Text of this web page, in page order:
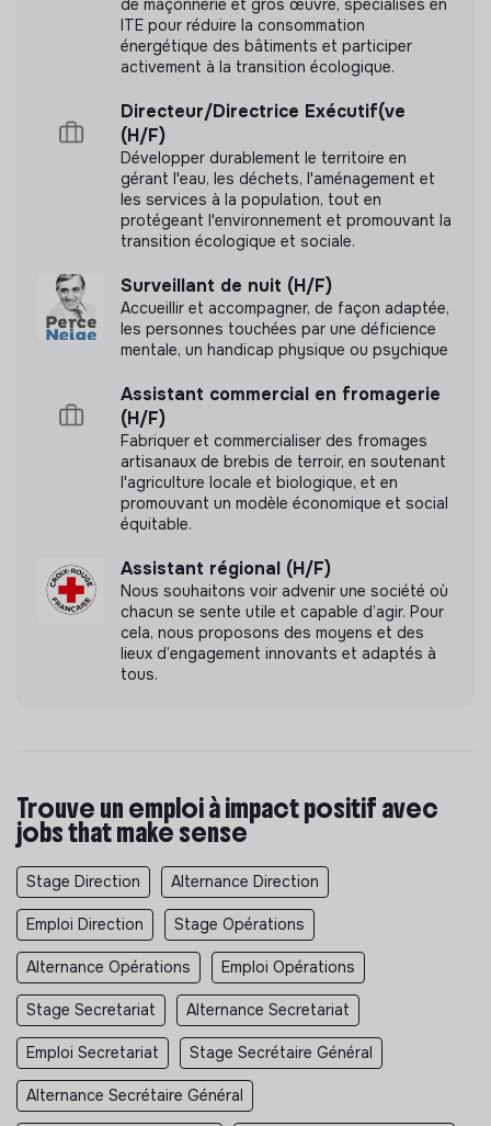
Documents
de maçonnerie et gros œuvre, spécialisés en
ITE pour réduire la consommation
énergétique des bâtiments et participer
activement à la transition écologique.
Directeur/Directrice Exécutif(ve
(H/F)
Développer durablement le territoire en
gérant l'eau, les déchets, l'aménagement et
les services à la population, tout en
protégeant l'environnement et promouvant la
transition écologique et sociale.
Surveillant de nuit (H/F)
Accueillir et accompagner, de façon adaptée,
les personnes touchées par une déficience
mentale, un handicap physique ou psychique
Assistant commercial en fromagerie
(H/F)
Fabriquer et commercialiser des fromages
artisanaux de brebis de terroir, en soutenant
l'agriculture locale et biologique, et en
promouvant un modèle économique et social
équitable.
Assistant régional (H/F)
Nous souhaitons voir advenir une société où
chacun se sente utile et capable d’agir. Pour
cela, nous proposons des moyens et des
lieux d’engagement innovants et adaptés à
tous.
Trouve un emploi à impact positif avec
jobs that make sense
Stage Direction Alternance Direction
Emploi Direction Stage Opérations
Alternance Opérations Emploi Opérations
Stage Secretariat Alternance Secretariat
Emploi Secretariat Stage Secrétaire Général
Alternance Secrétaire Général